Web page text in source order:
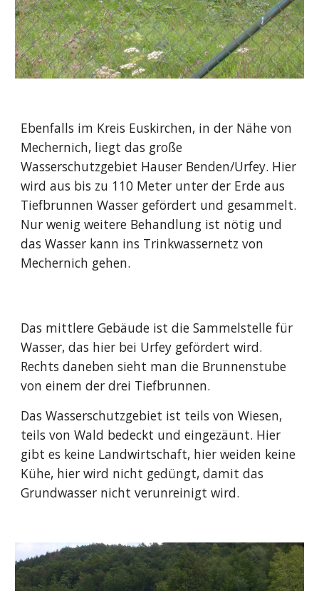
Ebenfalls im Kreis Euskirchen, in der Nähe von
Mechernich, liegt das große
Wasserschutzgebiet Hauser Benden/Urfey. Hier
wird aus bis zu 110 Meter unter der Erde aus
Tiefbrunnen Wasser gefördert und gesammelt.
Nur wenig weitere Behandlung ist nötig und
das Wasser kann ins Trinkwassernetz von
Mechernich gehen.
Das mittlere Gebäude ist die Sammelstelle für
Wasser, das hier bei Urfey gefördert wird.
Rechts daneben sieht man die Brunnenstube
von einem der drei Tiefbrunnen.
Das Wasserschutzgebiet ist teils von Wiesen,
teils von Wald bedeckt und eingezäunt. Hier
gibt es keine Landwirtschaft, hier weiden keine
Kühe, hier wird nicht gedüngt, damit das
Grundwasser nicht verunreinigt wird.